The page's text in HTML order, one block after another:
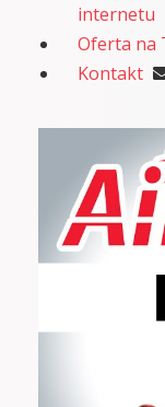
internetu
Oferta na
Kontakt